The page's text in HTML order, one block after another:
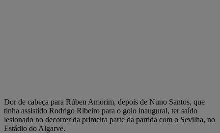
Dor de cabeça para Rúben Amorim, depois de Nuno Santos, que
tinha assistido Rodrigo Ribeiro para o golo inaugural, ter saído
lesionado no decorrer da primeira parte da partida com o Sevilha, no
Estádio do Algarve.